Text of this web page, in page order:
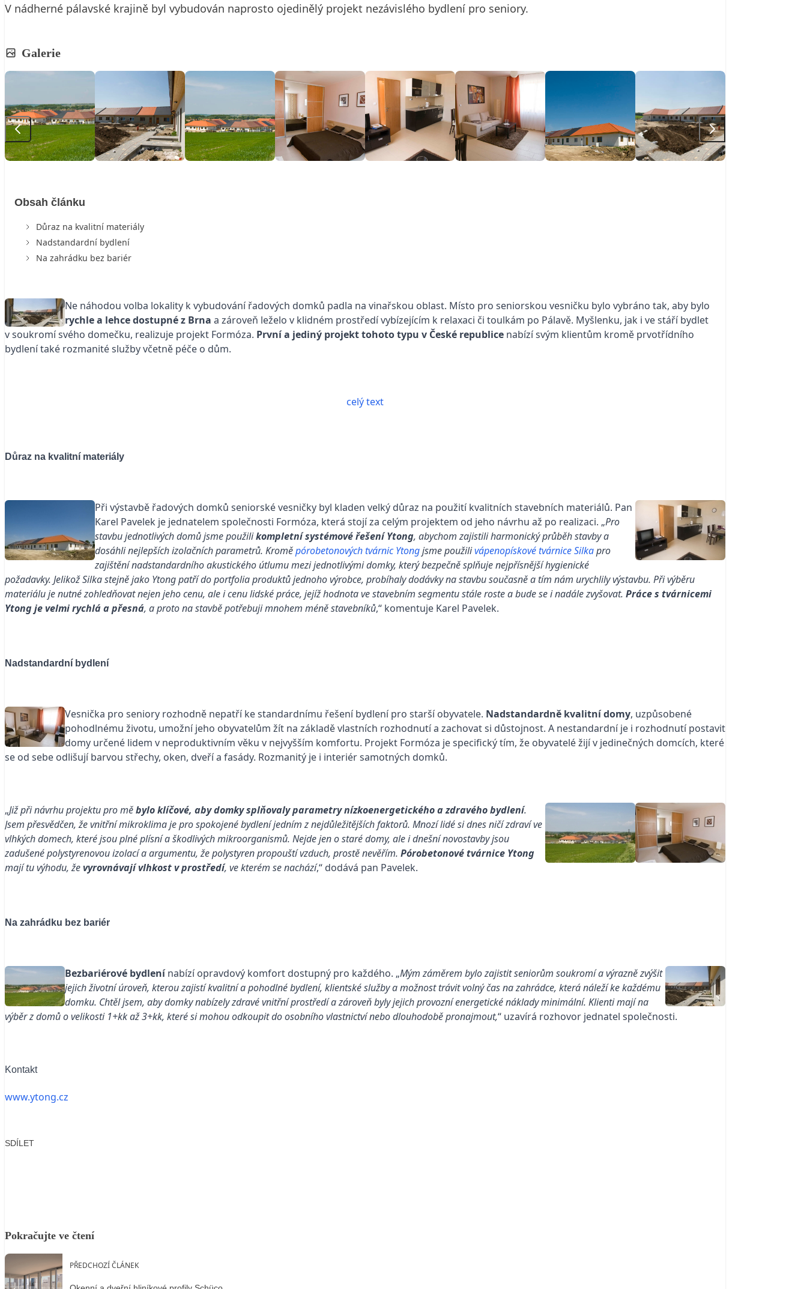
V nádherné pálavské krajině byl vybudován naprosto ojedinělý projekt nezávislého bydlení pro seniory.
Galerie
Obsah článku
Důraz na kvalitní materiály
Nadstandardní bydlení
Na zahrádku bez bariér
Ne náhodou volba lokality k vybudování řadových domků padla na vinařskou oblast. Místo pro seniorskou vesničku bylo vybráno tak, aby bylo
rychle a lehce dostupné z Brna a zároveň leželo v klidném prostředí vybízejícím k relaxaci či toulkám po Pálavě. Myšlenku, jak i ve stáří bydlet
v soukromí svého domečku, realizuje projekt Formóza. První a jediný projekt tohoto typu v České republice nabízí svým klientům kromě prvotřídního
bydlení také rozmanité služby včetně péče o dům.
celý text
Důraz na kvalitní materiály
Při výstavbě řadových domků seniorské vesničky byl kladen velký důraz na použití kvalitních stavebních materiálů. Pan
Karel Pavelek je jednatelem společnosti Formóza, která stojí za celým projektem od jeho návrhu až po realizaci. „Pro
stavbu jednotlivých domů jsme použilikompletní systémové řešení Ytong, abychom zajistili harmonický průběh stavby a
dosáhli nejlepších izolačních parametrů. Kroměpórobetonových tvárnic Ytongjsme použilivápenopískové tvárnice Silkapro
zajištění nadstandardního akustického útlumu mezi jednotlivými domky, který bezpečně splňuje nejpřísnější hygienické
požadavky. Jelikož Silka stejně jako Ytong patří do portfolia produktů jednoho výrobce, probíhaly dodávky na stavbu současně a tím nám urychlily výstavbu. Při výběru
materiálu je nutné zohledňovat nejen jeho cenu, ale i cenu lidské práce, jejíž hodnota ve stavebním segmentu stále roste a bude se i nadále zvyšovat. Práce s tvárnicemi
Ytong je velmi rychláa přesná, a proto na stavbě potřebuji mnohem méně stavebníků,“ komentuje Karel Pavelek.
Nadstandardní bydlení
Vesnička pro seniory rozhodně nepatří ke standardnímu řešení bydlení pro starší obyvatele. Nadstandardně kvalitní domy, uzpůsobené
pohodlnému životu, umožní jeho obyvatelům žít na základě vlastních rozhodnutí a zachovat si důstojnost. A nestandardní je i rozhodnutí postavit
domy určené lidem v neproduktivním věku v nejvyšším komfortu. Projekt Formóza je specifický tím, že obyvatelé žijí v jedinečných domcích, které
se od sebe odlišují barvou střechy, oken, dveří a fasády. Rozmanitý je i interiér samotných domků.
„Již při návrhu projektu pro měbylo klíčové, aby domky splňovaly parametry nízkoenergetického a zdravého bydlení.
Jsem přesvědčen, že vnitřní mikroklima je pro spokojené bydlení jedním z nejdůležitějších faktorů. Mnozí lidé si dnes ničí zdraví ve
vlhkých domech, které jsou plné plísní a škodlivých mikroorganismů. Nejde jen o staré domy, ale i dnešní novostavby jsou
zadušené polystyrenovou izolací a argumentu, že polystyren propouští vzduch, prostě nevěřím. Pórobetonové tvárnice Ytong
mají tu výhodu, ževyrovnávají vlhkost v prostředí, ve kterém se nachází,“ dodává pan Pavelek.
Na zahrádku bez bariér
Bezbariérové bydlenínabízí opravdový komfort dostupný pro každého. „Mým záměrem bylo zajistit seniorům soukromí a výrazně zvýšit
jejich životní úroveň, kterou zajistí kvalitní a pohodlné bydlení, klientské služby a možnost trávit volný čas na zahrádce, která náleží ke každému
domku. Chtěl jsem, aby domky nabízely zdravé vnitřní prostředí a zároveň byly jejich provozní energetické náklady minimální. Klienti mají na
výběr z domů o velikosti 1+kk až 3+kk, které si mohou odkoupit do osobního vlastnictví nebo dlouhodobě pronajmout,“ uzavírá rozhovor jednatel společnosti.
Kontakt
www.ytong.cz
SDÍLET
Pokračujte ve čtení
PŘEDCHOZÍ ČLÁNEK